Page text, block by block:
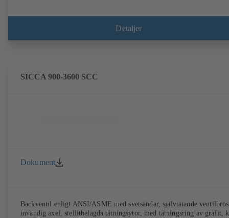
Detaljer
SICCA 900-3600 SCC
Dokument
Backventil enligt ANSI/ASME med svetsändar, självtätande
invändig axel, stellitbelagda tätningsytor, med tätningsring av grafit,